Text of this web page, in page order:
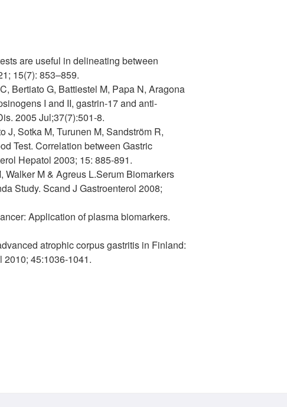
are useful in delineating between
15(7): 853–859.
Bertiato G, Battiestel M, Papa N, Aragona
I and II, gastrin-17 and anti-
2005 Jul;37(7):501-8.
J, Sotka M, Turunen M, Sandström R,
Test. Correlation between Gastric
Hepatol 2003; 15: 885-891.
Walker M & Agreus L.Serum Biomarkers
Study. Scand J Gastroenterol 2008;
Application of plasma biomarkers.
atrophic corpus gastritis in Finland:
45:1036-1041.